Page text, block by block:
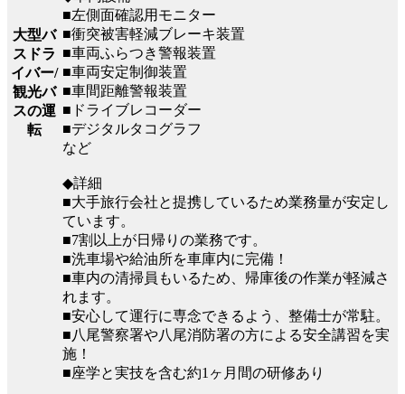
大型バ
スドラ
イバー/
観光バ
スの運
転
■左側面確認用モニター
■衝突被害軽減ブレーキ装置
■車両ふらつき警報装置
■車両安定制御装置
■車間距離警報装置
■ドライブレコーダー
■デジタルタコグラフ
など
◆詳細
■大手旅行会社と提携しているため業務量が安定し
ています。
■7割以上が日帰りの業務です。
■洗車場や給油所を車庫内に完備！
■車内の清掃員もいるため、帰庫後の作業が軽減さ
れます。
■安心して運行に専念できるよう、整備士が常駐。
■八尾警察署や八尾消防署の方による安全講習を実
施！
■座学と実技を含む約1ヶ月間の研修あり